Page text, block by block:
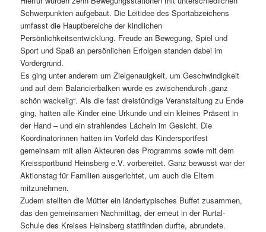
Schwerpunkten aufgebaut. Die Leitidee des Sportabzeichens
umfasst die Hauptbereiche der kindlichen
Persönlichkeitsentwicklung. Freude an Bewegung, Spiel und
Sport und Spaß an persönlichen Erfolgen standen dabei im
Vordergrund.
Es ging unter anderem um Zielgenauigkeit, um Geschwindigkeit
und auf dem Balancierbalken wurde es zwischendurch „ganz
schön wackelig“. Als die fast dreistündige Veranstaltung zu Ende
ging, hatten alle Kinder eine Urkunde und ein kleines Präsent in
der Hand – und ein strahlendes Lächeln im Gesicht. Die
Koordinatorinnen hatten im Vorfeld das Kindersportfest
gemeinsam mit allen Akteuren des Programms sowie mit dem
Kreissportbund Heinsberg e.V. vorbereitet. Ganz bewusst war der
Aktionstag für Familien ausgerichtet, um auch die Eltern
mitzunehmen.
Zudem stellten die Mütter ein ländertypisches Buffet zusammen,
das den gemeinsamen Nachmittag, der erneut in der Rurtal-
Schule des Kreises Heinsberg stattfinden durfte, abrundete.